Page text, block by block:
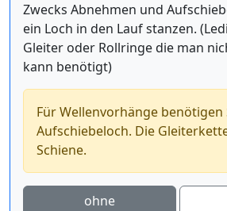
Zwecks Abnehmen und
ein Loch in den Lauf stanzen.
Gleiter oder Rollringe die man
kann benötigt)
Für Wellenvorhänge benötigen
Aufschiebeloch. Die
Schiene.
ohne